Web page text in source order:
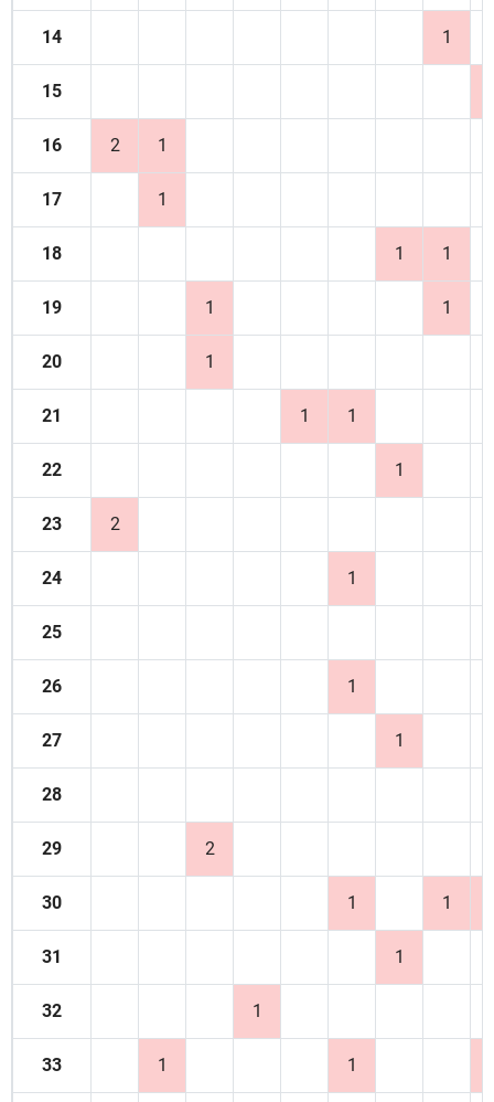
14 1
15
16 2 1
17 1
18 1 1
19 1 1
20 1
21 1 1
22 1
23 2
24 1
25
26 1
27 1
28
29 2
30 1 1
31 1
32 1
33 1 1